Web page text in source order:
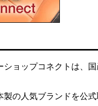
ョップコネクトは、
の人気ブランドを公式